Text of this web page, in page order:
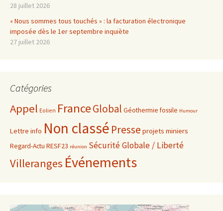
28 juillet 2026
« Nous sommes tous touchés » : la facturation électronique
imposée dès le 1er septembre inquiète
27 juillet 2026
Catégories
Appel Eolien FranceGlobal Géothermie fossile Humour
Lettre info Non classé Presse projets miniers
Regard-Actu RESF23 réunion Sécurité Globale / Liberté
Villeranges Événements